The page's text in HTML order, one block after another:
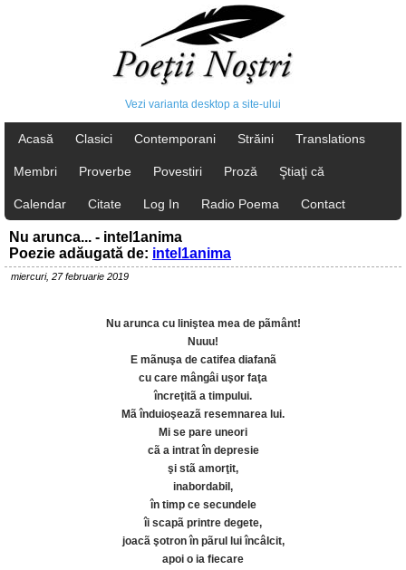
Vezi varianta desktop a site-ului
Acasă Clasici Contemporani Străini Translations
Membri Proverbe Povestiri Proză Ştiaţi că
Calendar Citate Log In Radio Poema Contact
Nu arunca... - intel1anima
Poezie adăugată de: intel1anima
miercuri, 27 februarie 2019
Nu arunca cu liniştea mea de pãmânt!
Nuuu!
E mãnuşa de catifea diafanã
cu care mângâi uşor faţa
încreţitã a timpului.
Mã înduioşeazã resemnarea lui.
Mi se pare uneori
cã a intrat în depresie
şi stã amorţit,
inabordabil,
în timp ce secundele
îi scapã printre degete,
joacã şotron în pãrul lui încâlcit,
apoi o ia fiecare